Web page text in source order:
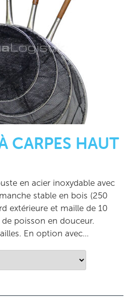
CARPES HAUT
en acier inoxydable avec
stable en bois (250
extérieure et maille de 10
poisson en douceur.
En option avec...